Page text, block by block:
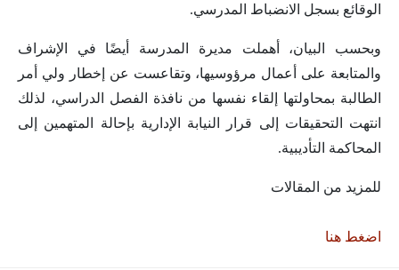
الوقائع بسجل الانضباط المدرسي.
وبحسب البيان، أهملت مديرة المدرسة أيضًا في الإشراف
والمتابعة على أعمال مرؤوسيها، وتقاعست عن إخطار ولي أمر
الطالبة بمحاولتها إلقاء نفسها من نافذة الفصل الدراسي، لذلك
انتهت التحقيقات إلى قرار النيابة الإدارية بإحالة المتهمين إلى
المحاكمة التأديبية.
للمزيد من المقالات
اضغط هنا